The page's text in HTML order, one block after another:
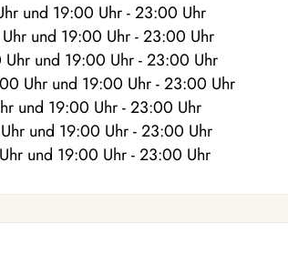
und 19:00 Uhr- 23:00 Uhr
Uhr und 19:00 Uhr- 23:00 Uhr
Uhr und 19:00 Uhr- 23:00 Uhr
Uhr und 19:00 Uhr- 23:00 Uhr
und 19:00 Uhr- 23:00 Uhr
Uhr und 19:00 Uhr- 23:00 Uhr
Uhr und 19:00 Uhr- 23:00 Uhr